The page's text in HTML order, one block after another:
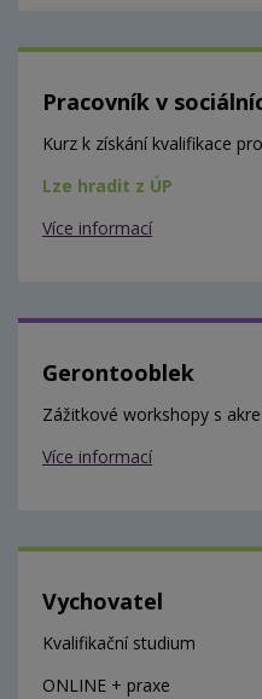
Pracovník v
Kurz k získání kvalifikace
Lze hradit z ÚP
Více informací
Gerontooblek
Zážitkové workshopy s
Více informací
Vychovatel
Kvalifikační studium
ONLINE + praxe